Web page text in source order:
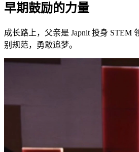
早期鼓励的力量
成长路上，父亲是 Japnit 投身
别规范，勇敢追梦。